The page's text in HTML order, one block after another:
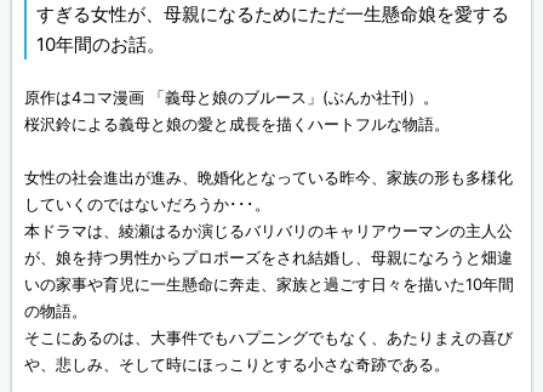
すぎる女性が、母親になるためにただ一生懸命娘を愛する
10年間のお話。
原作は4コマ漫画 「義母と娘のブルース」(ぶんか社刊）。
桜沢鈴による義母と娘の愛と成長を描くハートフルな物語。
女性の社会進出が進み、晩婚化となっている昨今、家族の形も多様化
していくのではないだろうか･･･。
本ドラマは、綾瀬はるか演じるバリバリのキャリアウーマンの主人公
が、娘を持つ男性からプロポーズをされ結婚し、母親になろうと畑違
いの家事や育児に一生懸命に奔走、家族と過ごす日々を描いた10年間
の物語。
そこにあるのは、大事件でもハプニングでもなく、あたりまえの喜び
や、悲しみ、そして時にほっこりとする小さな奇跡である。